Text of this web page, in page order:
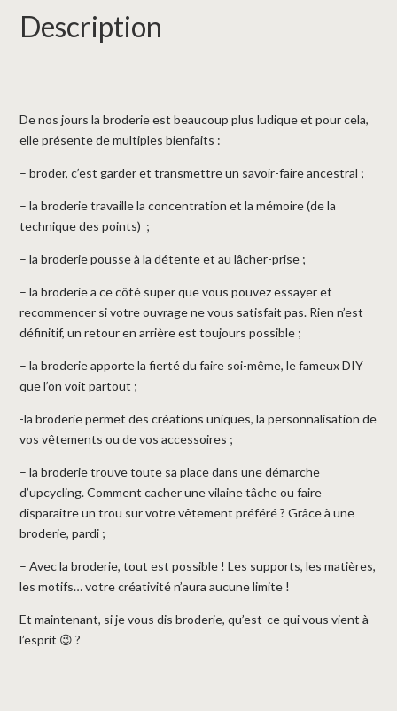
Description
De nos jours la broderie est beaucoup plus ludique et pour cela,
elle présente de multiples bienfaits :
– broder, c’est garder et transmettre un savoir-faire ancestral ;
– la broderie travaille la concentration et la mémoire (de la
technique des points) ;
– la broderie pousse à la détente et au lâcher-prise ;
– la broderie a ce côté super que vous pouvez essayer et
recommencer si votre ouvrage ne vous satisfait pas. Rien n’est
définitif, un retour en arrière est toujours possible ;
– la broderie apporte la fierté du faire soi-même, le fameux DIY
que l’on voit partout ;
-la broderie permet des créations uniques, la personnalisation de
vos vêtements ou de vos accessoires ;
– la broderie trouve toute sa place dans une démarche
d’upcycling. Comment cacher une vilaine tâche ou faire
disparaitre un trou sur votre vêtement préféré ? Grâce à une
broderie, pardi ;
– Avec la broderie, tout est possible ! Les supports, les matières,
les motifs… votre créativité n’aura aucune limite !
Et maintenant, si je vous dis broderie, qu’est-ce qui vous vient à
l’esprit 😉 ?